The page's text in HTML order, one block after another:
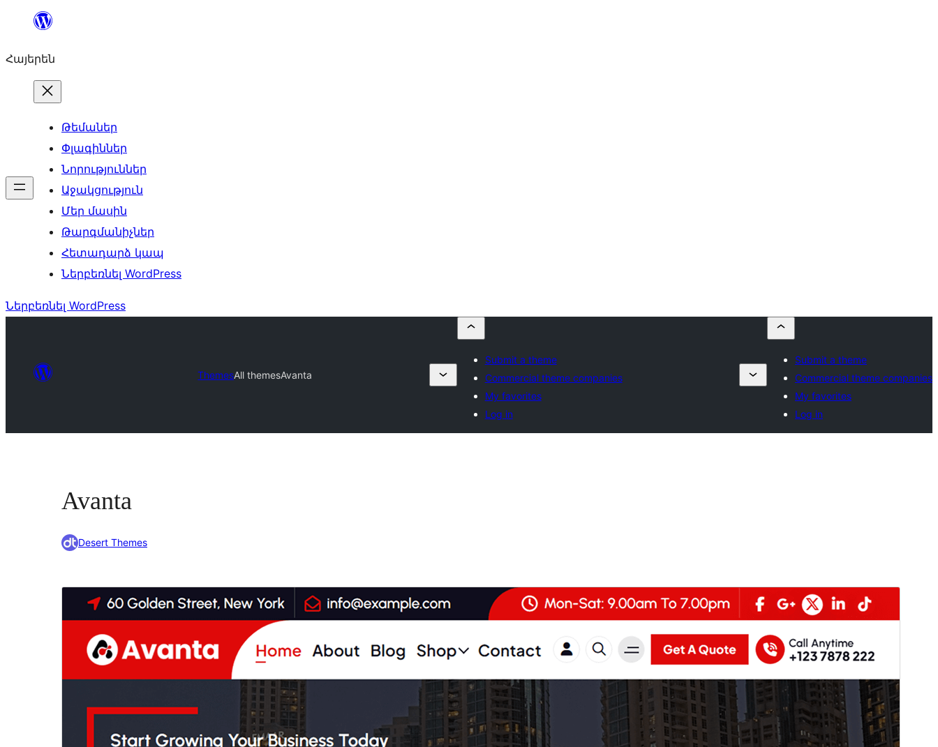
Անցնել
Հայերեն
Թեմաներ
Փլագիններ
Նորություններ
Աջակցություն
Մեր մասին
Թարգմանիչներ
Հետադարձ կապ
Ներբեռնել WordPress
Ներբեռնել WordPress
ThemesAll themesAvanta
Submit a theme
Commercial theme companies
My favorites
Log in
Submit a theme
Commercial theme companies
My favorites
Log in
Avanta
Desert Themes
ՆախադիտելՆերբեռնել
Սա՝ ‘Corpiva‘-ի ենթատեսաձևն է։
Տարբերակ
1.0.47
Last updated
4 Օգոստոսի, 2026
Active installations
300+
WordPress version
4.7